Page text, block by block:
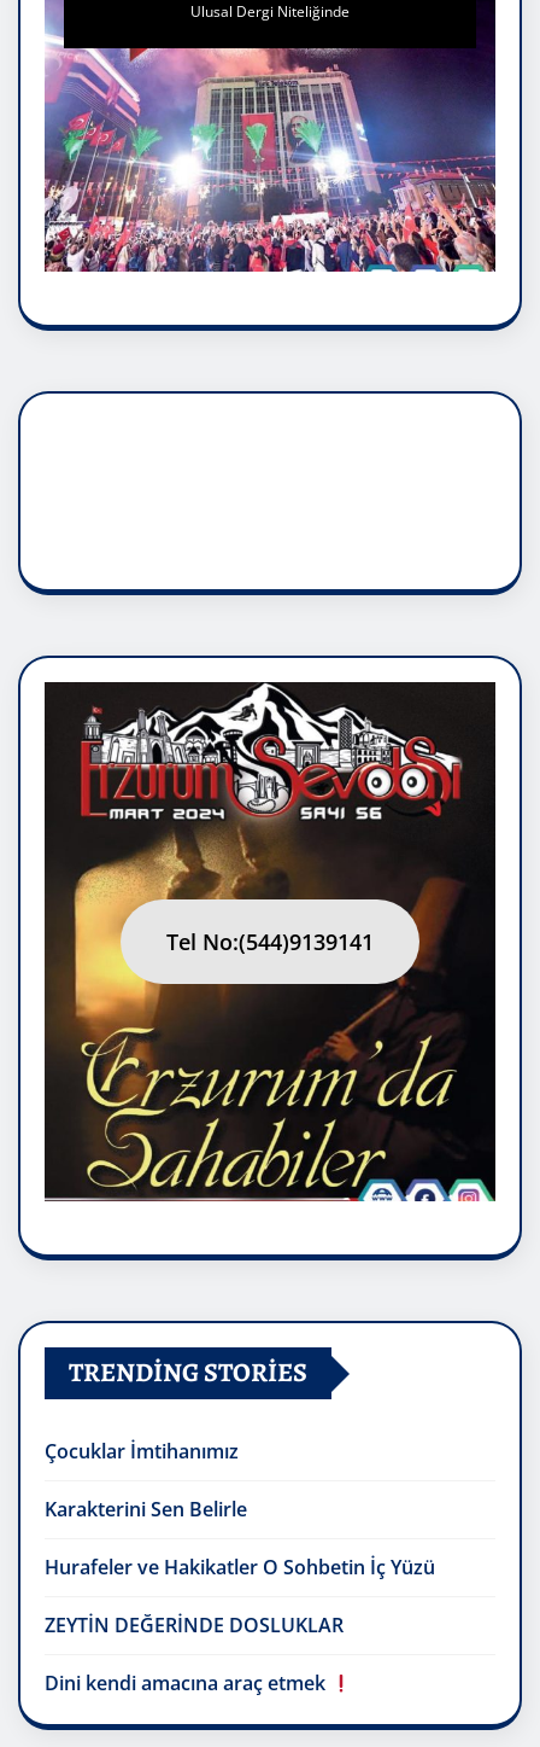
Ulusal Dergi Niteliğinde
Tel No:(544)9139141
TRENDING STORIES
Çocuklar İmtihanımız
Karakterini Sen Belirle
Hurafeler ve Hakikatler O Sohbetin İç Yüzü
ZEYTİN DEĞERİNDE DOSLUKLAR
Dini kendi amacına araç etmek